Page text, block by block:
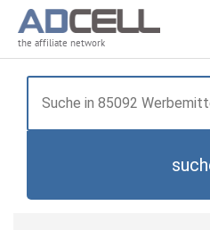
the affiliate network